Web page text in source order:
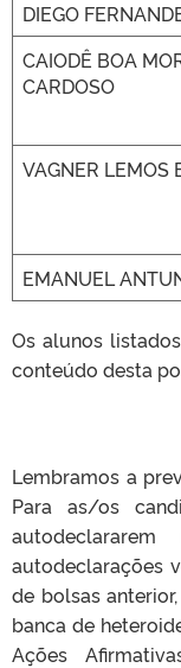
DIEGO
CAIODÊ BOA
CARDOSO
VAGNER LEMOS
EMANUEL
Os alunos
conteúdo desta
Lembramos a
Para as/os
autodeclarações
de bolsas
banca de
Ações